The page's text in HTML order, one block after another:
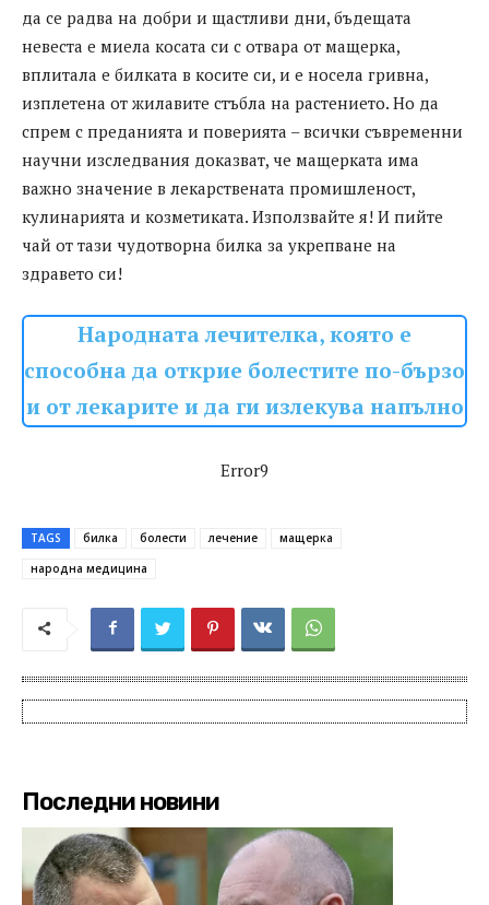
да се радва на добри и щастливи дни, бъдещата
невеста е миела косата си с отвара от мащерка,
вплитала е билката в косите си, и е носела гривна,
изплетена от жилавите стъбла на растението. Но да
спрем с преданията и поверията – всички съвременни
научни изследвания доказват, че мащерката има
важно значение в лекарствената промишленост,
кулинарията и козметиката. Използвайте я! И пийте
чай от тази чудотворна билка за укрепване на
здравето си!
Народната лечителка, която е
способна да открие болестите по-бързо
и от лекарите и да ги излекува напълно
Error9
TAGS билка болести лечение
мащерка
народна медицина
Последни новини